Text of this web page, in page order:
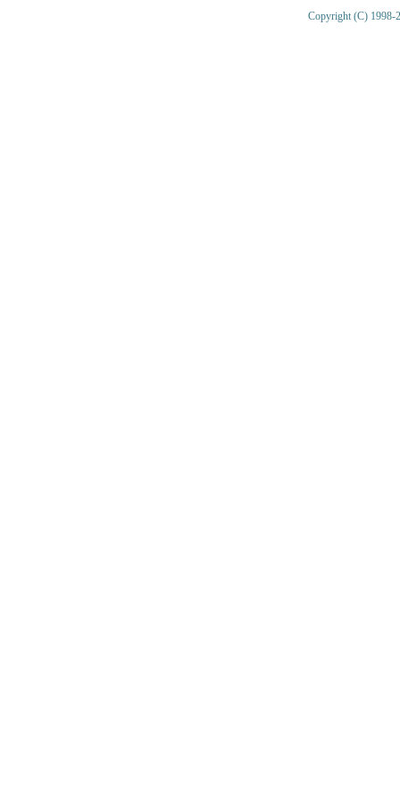
Copyright (C) 1998-